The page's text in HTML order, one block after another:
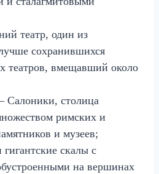
театр, один из
сохранившихся
театров, вмещавший около
столица
римских и
и музеев;
скалы с
на вершинах